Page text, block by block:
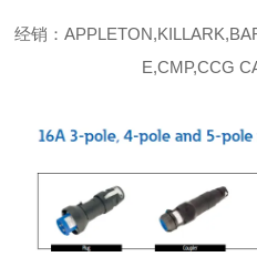
经销：
E,CMP,CCG